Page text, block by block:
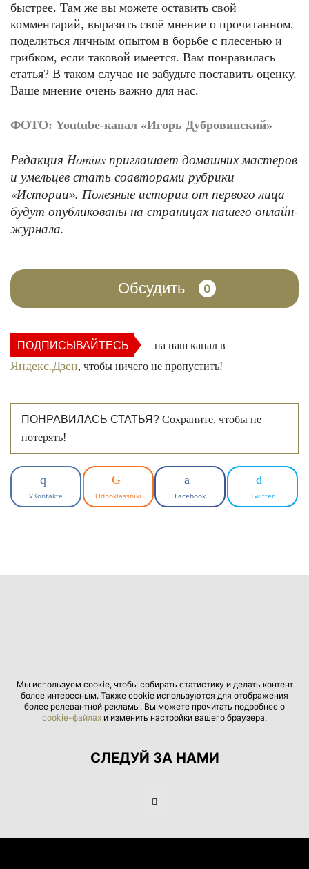
быстрее. Там же вы можете оставить свой
комментарий, выразить своё мнение о прочитанном,
поделиться личным опытом в борьбе с плесенью и
грибком, если таковой имеется. Вам понравилась
статья? В таком случае не забудьте поставить оценку.
Ваше мнение очень важно для нас.
ФОТО: Youtube-канал «Игорь Дубровинский»
Редакция Homius приглашает домашних мастеров
и умельцев стать соавторами рубрики
«Истории». Полезные истории от первого лица
будут опубликованы на страницах нашего онлайн-
журнала.
Обсудить 0
ПОДПИСЫВАЙТЕСЬ на наш канал в
Яндекс.Дзен, чтобы ничего не пропустить!
ПОНРАВИЛАСЬ СТАТЬЯ? Сохраните, чтобы не
потерять!
VKontakte Odnoklassniki Facebook Twitter
Мы используем cookie, чтобы собирать статистику и делать контент
более интересным. Также cookie используются для отображения
более релевантной рекламы. Вы можете прочитать подробнее о
cookie-файлах и изменить настройки вашего браузера.
СЛЕДУЙ ЗА НАМИ